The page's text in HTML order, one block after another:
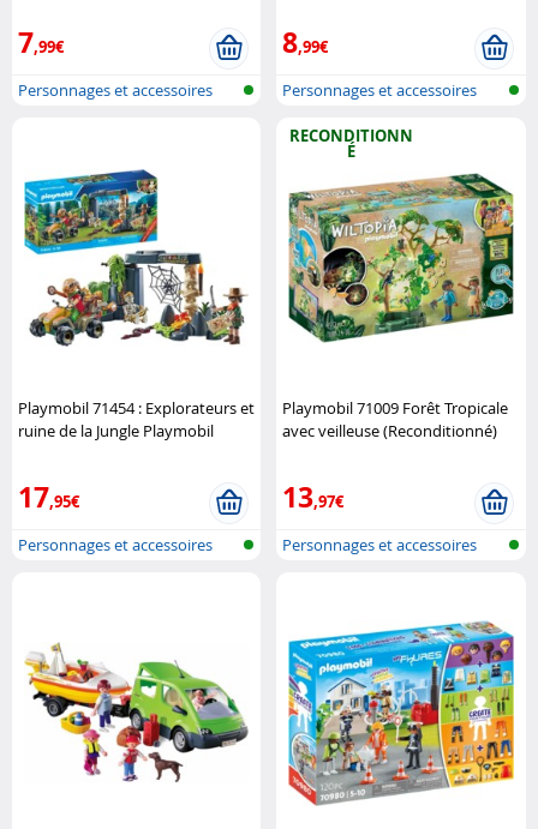
7,99€
Personnages et accessoires
8,99€
Personnages et accessoires
Playmobil 71454 : Explorateurs et
ruine de la Jungle Playmobil
17,95€
Personnages et accessoires
RECONDITIONN
É
Playmobil 71009 Forêt Tropicale
avec veilleuse (Reconditionné)
13,97€
Personnages et accessoires